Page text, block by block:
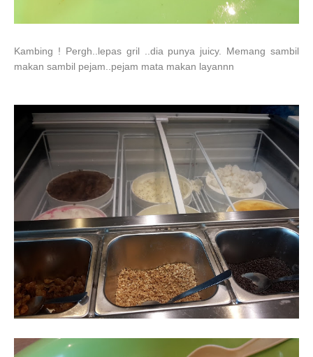
Kambing ! Pergh..lepas gril ..dia punya juicy. Memang sambil
makan sambil pejam..pejam mata makan layannn